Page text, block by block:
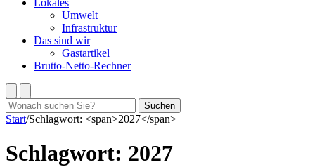
Lokales
Umwelt
Infrastruktur
Das sind wir
Gastartikel
Brutto-Netto-Rechner
Suchen
nach:
Suchen
Start/Schlagwort: <span>2027</span>
Schlagwort: 2027